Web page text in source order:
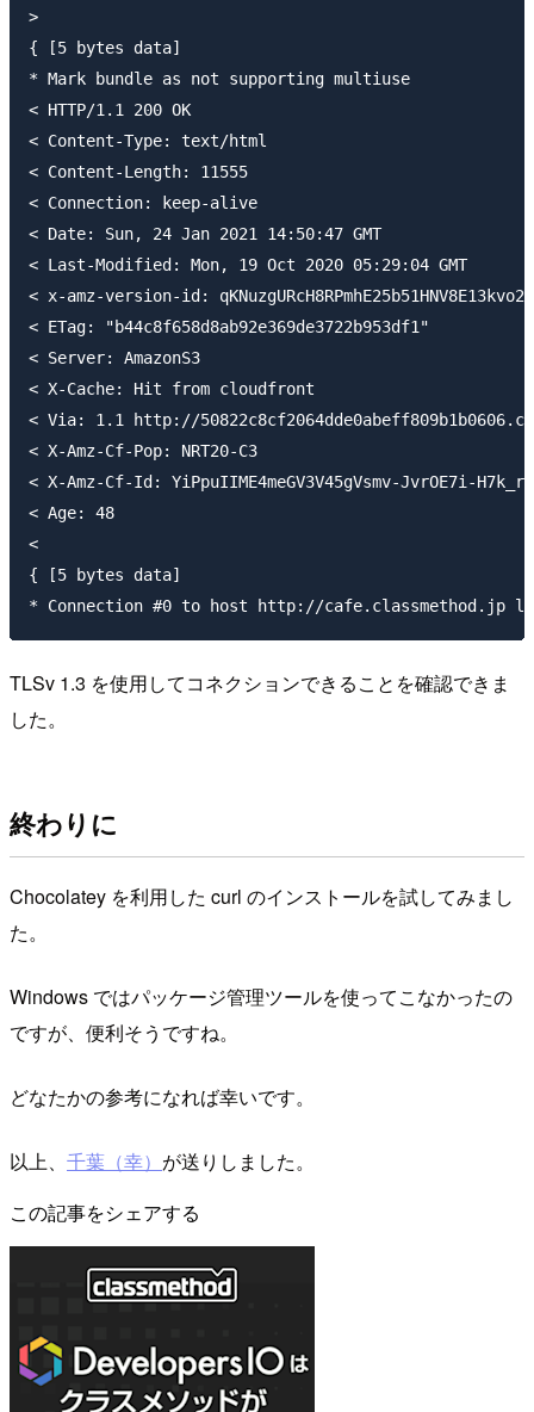
>
{ [5 bytes data]
* Mark bundle as not supporting multiuse
< HTTP/1.1 200 OK
< Content-Type: text/html
< Content-Length: 11555
< Connection: keep-alive
< Date: Sun, 24 Jan 2021 14:50:47 GMT
< Last-Modified: Mon, 19 Oct 2020 05:29:04 GMT
< x-amz-version-id: qKNuzgURcH8RPmhE25b51HNV8E13kvo2
< ETag: "b44c8f658d8ab92e369de3722b953df1"
< Server: AmazonS3
< X-Cache: Hit from cloudfront
< Via: 1.1 http://
< X-Amz-Cf-Pop: NRT20-C3
< X-Amz-Cf-Id: YiPpuIIME4meGV3V45gVsmv-JvrOE7i-
< Age: 48
<
{ [5 bytes data]
TLSv 1.3 を使用してコネクションできることを確認できま
した。
終わりに
Chocolatey を利用した curl のインストールを試してみまし
た。
Windows ではパッケージ管理ツールを使ってこなかったの
ですが、便利そうですね。
どなたかの参考になれば幸いです。
以上、 千葉（幸） が送りしました。
この記事をシェアする